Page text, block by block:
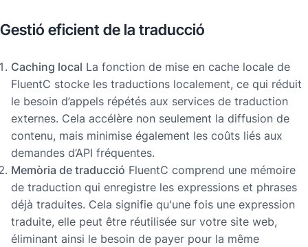
Gestió eficient de la traducció
Caching local La fonction de mise en cache locale de
FluentC stocke les traductions localement, ce qui réduit
le besoin d’appels répétés aux services de traduction
externes. Cela accélère non seulement la diffusion de
contenu, mais minimise également les coûts liés aux
demandes d’API fréquentes.
Memòria de traducció FluentC comprend une mémoire
de traduction qui enregistre les expressions et phrases
déjà traduites. Cela signifie qu'une fois une expression
traduite, elle peut être réutilisée sur votre site web,
éliminant ainsi le besoin de payer pour la même